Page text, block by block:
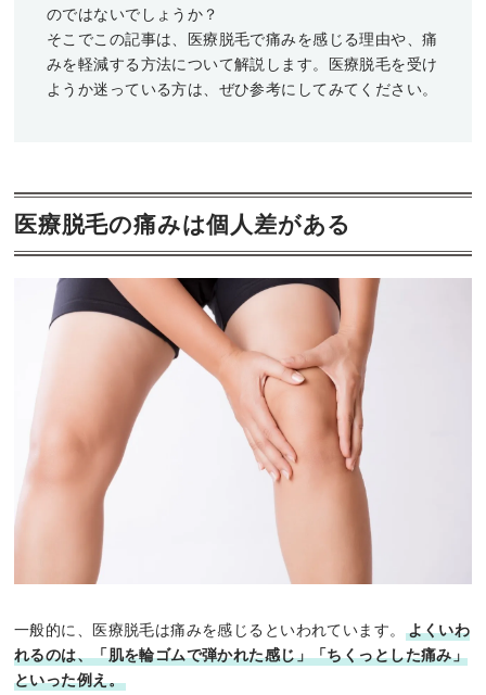
のではないでしょうか？
そこでこの記事は、医療脱毛で痛みを感じる理由や、痛
みを軽減する方法について解説します。医療脱毛を受け
ようか迷っている方は、ぜひ参考にしてみてください。
医療脱毛の痛みは個人差がある
一般的に、医療脱毛は痛みを感じるといわれています。
よくいわ
れるのは、「肌を輪ゴムで弾かれた感じ」「ちくっとした痛み」
といった例え。